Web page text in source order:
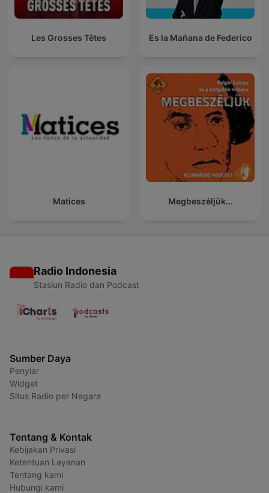
Les Grosses Têtes Es la Mañana de Federico
Matices Megbeszéljük...
Radio Indonesia
Stasiun Radio dan Podcast
Sumber Daya
Penyiar
Widget
Situs Radio per Negara
Tentang & Kontak
Kebijakan Privasi
Ketentuan Layanan
Tentang kami
Hubungi kami